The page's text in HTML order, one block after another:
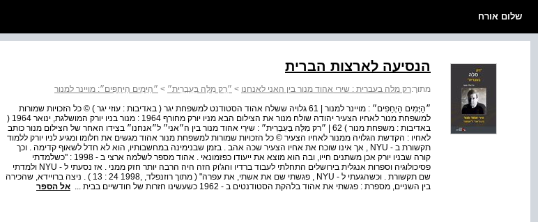
שלום אורח
הנסיעה לארצות הברית
מתוך:רק מלה בעברית : שירי אהוד מנור בין האני לאנחנו > ״רַַק מִלָּה בְּעִִבְְרִִית״ > ״הַיָּמִים הַיְּחֵפִים״: מויינר למנור
״הַיָּמִים הַיְחֵפִים״ : מויינר למנור | 61 גלויה ששלח אהוד הסטודנט למשפחת יגר ( באדיבות : עוזי יגר ) © כל הזכויות שמורות
למשפחת מנור לאחיו הצעיר יהודה שולח מנור את הצילום הבא מניו יורק מחורף 1964 : מנור בניו יורק המושלגת, ינואר 1964 (
באדיבות : משפחת מנור ) 62 | ״רק מִלָּה בְּעִבְרִית״ : שירֵי אהוד מנור בין ה״אני״ ל״אנחנו״ בצידו האחר של הצילום מנור כותב
לאחיו : הקדשת הגלויה ממנור לאחיו הצעיר © כל הזכויות שמורות למשפחת מנור אהוד מגשים את חלומו ומגיע לניו יורק ללמוד
תקשורת ב - NYU , אך אינו שוכח את אחיו הצעיר שכה אהב . בזמן שבנימינה במחשבותיו, הוא לא חדל לשאוף קדימה . וכך
קורה שבניו יורק אכן משתנים חייו, ובה הוא מוצא את ייעודו כפזמונאי . אהוד מספר לשלמה ארצי ב - 1998 : "כשלמדתי
פסיכולוגיה וספרות אנגלית בירושלים התחלתי לעבוד ברדיו והג'וק הזה היה הרבה יותר חזק ממני . אז נסעתי ל - NYU ולמדתי
שם תקשורת . וכשהגעתי ל - NYU , פגשתי שם את אשתי, את עפרה" ( מתוך רוזנפלד, ,1998 24 : 13 ) . ניצה ברויידא, שהכירה
בין השניים, מספרת : פגשתי את אהוד בלהקת הסטודנטים ב - 1962 כשעשינו חזרות של חודשיים בבית ...
אל הספר